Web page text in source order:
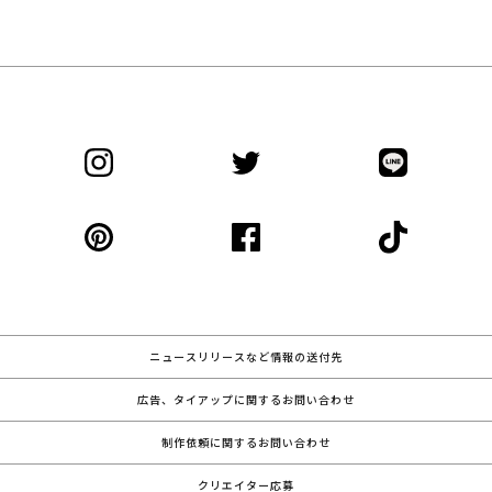
ニュースリリースなど情報の送付先
広告、タイアップに関するお問い合わせ
制作依頼に関するお問い合わせ
クリエイター応募